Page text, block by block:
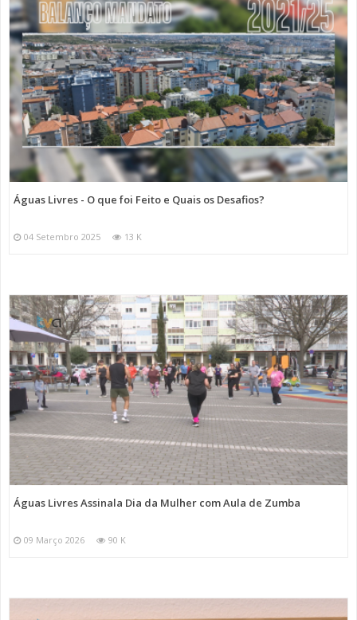
Águas Livres - O que foi Feito e Quais os Desafios?
04 Setembro 2025 13 K
Águas Livres Assinala Dia da Mulher com Aula de Zumba
09 Março 2026 90 K